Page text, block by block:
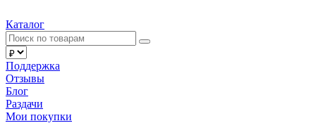
Каталог
Поддержка
Отзывы
Блог
Раздачи
Мои покупки